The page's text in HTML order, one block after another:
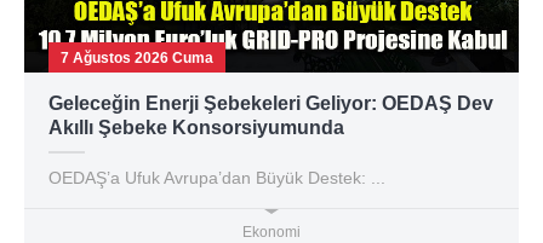
7 Ağustos 2026 Cuma
Geleceğin Enerji Şebekeleri Geliyor: OEDAŞ Dev
Akıllı Şebeke Konsorsiyumunda
OEDAŞ’a Ufuk Avrupa’dan Büyük Destek: ...
Ekonomi